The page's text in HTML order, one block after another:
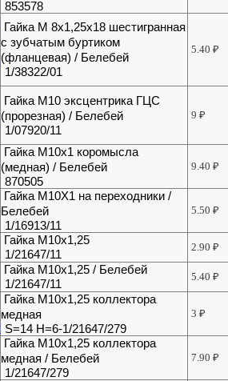
853578
Гайка М 8х1,25х18 шестигранная
с зубчатым буртиком
(фланцевая) / Белебей
1/38322/01
5.40₽
Гайка М10 эксцентрика ГЦС
(прорезная) / Белебей
1/07920/11
9₽
Гайка М10х1 коромысла
(медная) / Белебей
870505
9.40₽
Гайка М10Х1 на переходники /
Белебей
1/16913/11
5.50₽
Гайка М10х1,25
1/21647/11
2.90₽
Гайка М10х1,25 / Белебей
1/21647/11
5.40₽
Гайка М10х1,25 коллектора
медная
S=14 H=6-1/21647/279
3₽
Гайка М10х1,25 коллектора
медная / Белебей
1/21647/279
7.90₽